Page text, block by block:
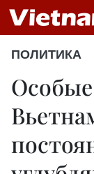
ПОЛИТИКА